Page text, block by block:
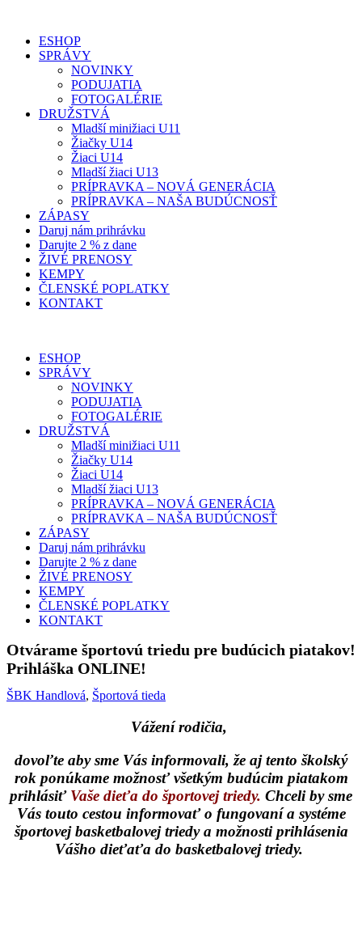
ESHOP
SPRÁVY
NOVINKY
PODUJATIA
FOTOGALÉRIE
DRUŽSTVÁ
Mladší minižiaci U11
Žiačky U14
Žiaci U14
Mladší žiaci U13
PRÍPRAVKA – NOVÁ GENERÁCIA
PRÍPRAVKA – NAŠA BUDÚCNOSŤ
ZÁPASY
Daruj nám prihrávku
Darujte 2 % z dane
ŽIVÉ PRENOSY
KEMPY
ČLENSKÉ POPLATKY
KONTAKT
ESHOP
SPRÁVY
NOVINKY
PODUJATIA
FOTOGALÉRIE
DRUŽSTVÁ
Mladší minižiaci U11
Žiačky U14
Žiaci U14
Mladší žiaci U13
PRÍPRAVKA – NOVÁ GENERÁCIA
PRÍPRAVKA – NAŠA BUDÚCNOSŤ
ZÁPASY
Daruj nám prihrávku
Darujte 2 % z dane
ŽIVÉ PRENOSY
KEMPY
ČLENSKÉ POPLATKY
KONTAKT
Otvárame športovú triedu pre budúcich piatakov!
Prihláška ONLINE!
ŠBK Handlová, Športová tieda
Vážení rodičia,
dovoľte aby sme Vás informovali, že aj tento školský
rok ponúkame možnosť všetkým budúcim piatakom
prihlásiť Vaše dieťa do športovej triedy. Chceli by sme
Vás touto cestou informovať o fungovaní a systéme
športovej basketbalovej triedy a možnosti prihlásenia
Vášho dieťaťa do basketbalovej triedy.